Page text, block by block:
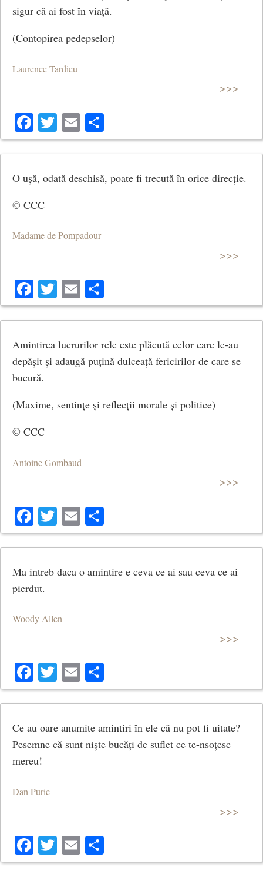
sigur că ai fost în viață.
(Contopirea pedepselor)
Laurence Tardieu
>>>
Facebook
Twitter
Email
O ușă, odată deschisă, poate fi trecută în orice direcție.
© CCC
Madame de Pompadour
>>>
Facebook
Twitter
Email
Amintirea lucrurilor rele este plăcută celor care le-au
depășit și adaugă puțină dulceață fericirilor de care se
bucură.
(Maxime, sentințe și reflecții morale și politice)
© CCC
Antoine Gombaud
>>>
Facebook
Twitter
Email
Ma intreb daca o amintire e ceva ce ai sau ceva ce ai
pierdut.
Woody Allen
>>>
Facebook
Twitter
Email
Ce au oare anumite amintiri în ele că nu pot fi uitate?
Pesemne că sunt niște bucăți de suflet ce te-nsoțesc
mereu!
Dan Puric
>>>
Facebook
Twitter
Email